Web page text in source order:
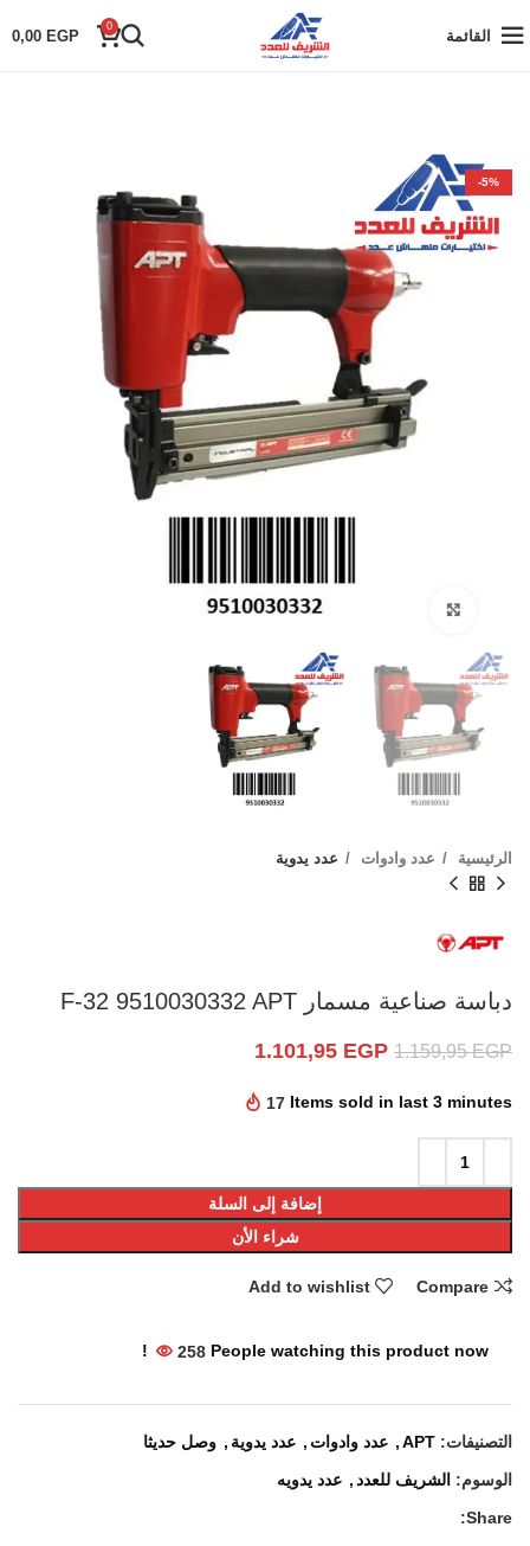
القائمة
0
0,00 EGP
-5%
Click to enlarge
الرئيسية عدد وادوات عدد يدوية
دباسة صناعية مسمار F-32 9510030332 APT
1.159,95EGP
1.101,95 EGP
17 Items sold in last 3 minutes
إضافة إلى السلة
شراء الأن
Compare
Add to wishlist
258 People watching this product now!
التصنيفات: APT
, عدد وادوات , عدد يدوية , وصل حديثا
الوسوم: الشريف للعدد, عدد يدويه
Share: